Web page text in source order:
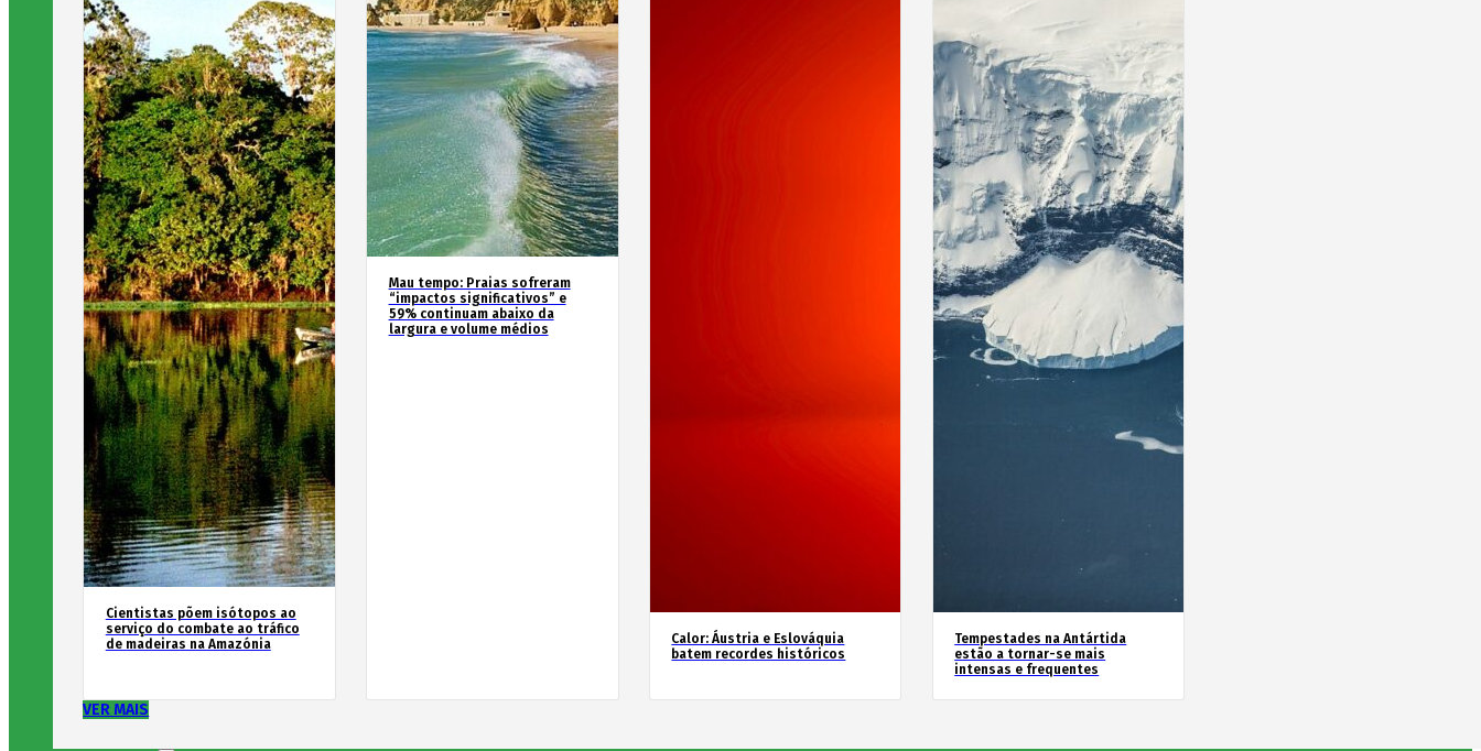
Cientistas põem isótopos ao
serviço do combate ao tráfico
de madeiras na Amazónia
Mau tempo: Praias sofreram
“impactos significativos” e
59% continuam abaixo da
largura e volume médios
Calor: Áustria e Eslováquia
batem recordes históricos
Tempestades na Antártida
estão a tornar-se mais
intensas e frequentes
VER MAIS